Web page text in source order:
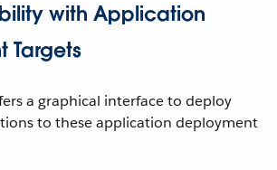
with Application
Targets
a graphical interface to deploy
to these application deployment